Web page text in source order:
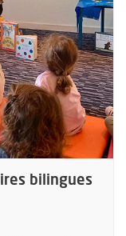
bilingues